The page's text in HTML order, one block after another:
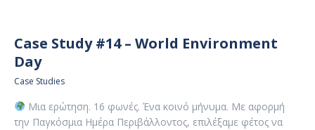
Case Study #14 – World Environment
Day
Case Studies
Μια ερώτηση. 16 φωνές. Ένα κοινό μήνυμα. Με αφορμή
την Παγκόσμια Ημέρα Περιβάλλοντος, επιλέξαμε φέτος να